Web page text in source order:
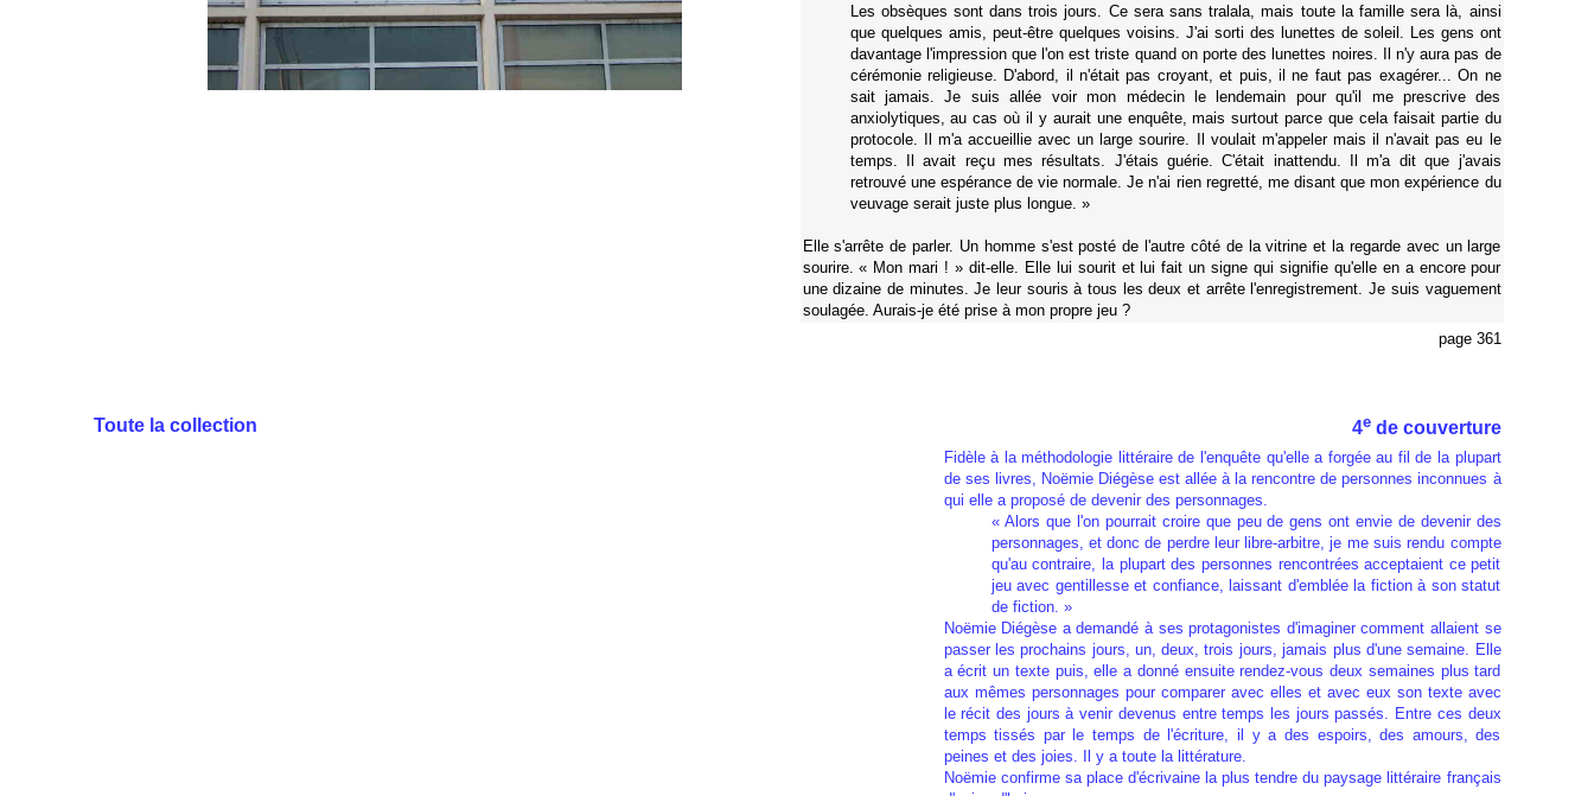
Les obsèques sont dans trois jours. Ce sera sans tralala, mais toute la famille sera là, ainsi
que quelques amis, peut-être quelques voisins. J'ai sorti des lunettes de soleil. Les gens ont
davantage l'impression que l'on est triste quand on porte des lunettes noires. Il n'y aura pas de
cérémonie religieuse. D'abord, il n'était pas croyant, et puis, il ne faut pas exagérer... On ne
sait jamais. Je suis allée voir mon médecin le lendemain pour qu'il me prescrive des
anxiolytiques, au cas où il y aurait une enquête, mais surtout parce que cela faisait partie du
protocole. Il m'a accueillie avec un large sourire. Il voulait m'appeler mais il n'avait pas eu le
temps. Il avait reçu mes résultats. J'étais guérie. C'était inattendu. Il m'a dit que j'avais
retrouvé une espérance de vie normale. Je n'ai rien regretté, me disant que mon expérience du
veuvage serait juste plus longue. »
Elle s'arrête de parler. Un homme s'est posté de l'autre côté de la vitrine et la regarde avec un large
sourire. « Mon mari ! » dit-elle. Elle lui sourit et lui fait un signe qui signifie qu'elle en a encore pour
une dizaine de minutes. Je leur souris à tous les deux et arrête l'enregistrement. Je suis vaguement
soulagée. Aurais-je été prise à mon propre jeu ?
page 361
Toute la collection 4e de couverture
Fidèle à la méthodologie littéraire de l'enquête qu'elle a forgée au fil de la plupart
de ses livres, Noëmie Diégèse est allée à la rencontre de personnes inconnues à
qui elle a proposé de devenir des personnages.
« Alors que l'on pourrait croire que peu de gens ont envie de devenir des
personnages, et donc de perdre leur libre-arbitre, je me suis rendu compte
qu'au contraire, la plupart des personnes rencontrées acceptaient ce petit
jeu avec gentillesse et confiance, laissant d'emblée la fiction à son statut
de fiction. »
Noëmie Diégèse a demandé à ses protagonistes d'imaginer comment allaient se
passer les prochains jours, un, deux, trois jours, jamais plus d'une semaine. Elle
a écrit un texte puis, elle a donné ensuite rendez-vous deux semaines plus tard
aux mêmes personnages pour comparer avec elles et avec eux son texte avec
le récit des jours à venir devenus entre temps les jours passés. Entre ces deux
temps tissés par le temps de l'écriture, il y a des espoirs, des amours, des
peines et des joies. Il y a toute la littérature.
Noëmie confirme sa place d'écrivaine la plus tendre du paysage littéraire français